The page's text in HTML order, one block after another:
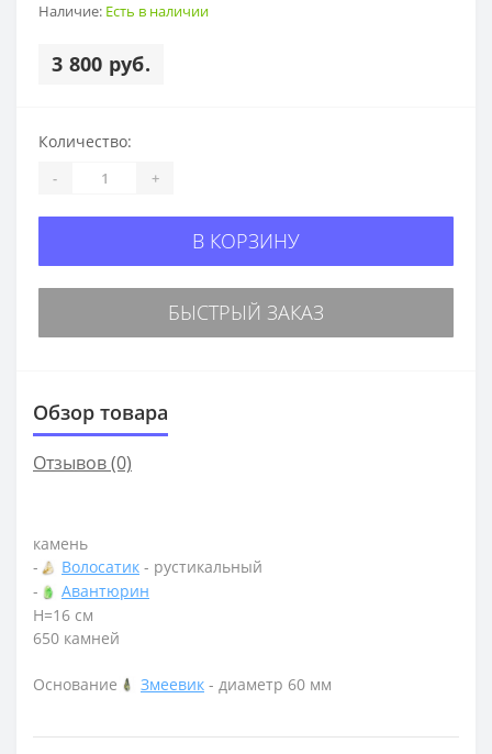
Наличие: Есть в наличии
3 800 руб.
Количество:
- +
В КОРЗИНУ
БЫСТРЫЙ ЗАКАЗ
Обзор товара
Отзывов (0)
камень
-
Волосатик - рустикальный
-
Авантюрин
Н=16 см
650 камней
Основание Змеевик - диаметр 60 мм